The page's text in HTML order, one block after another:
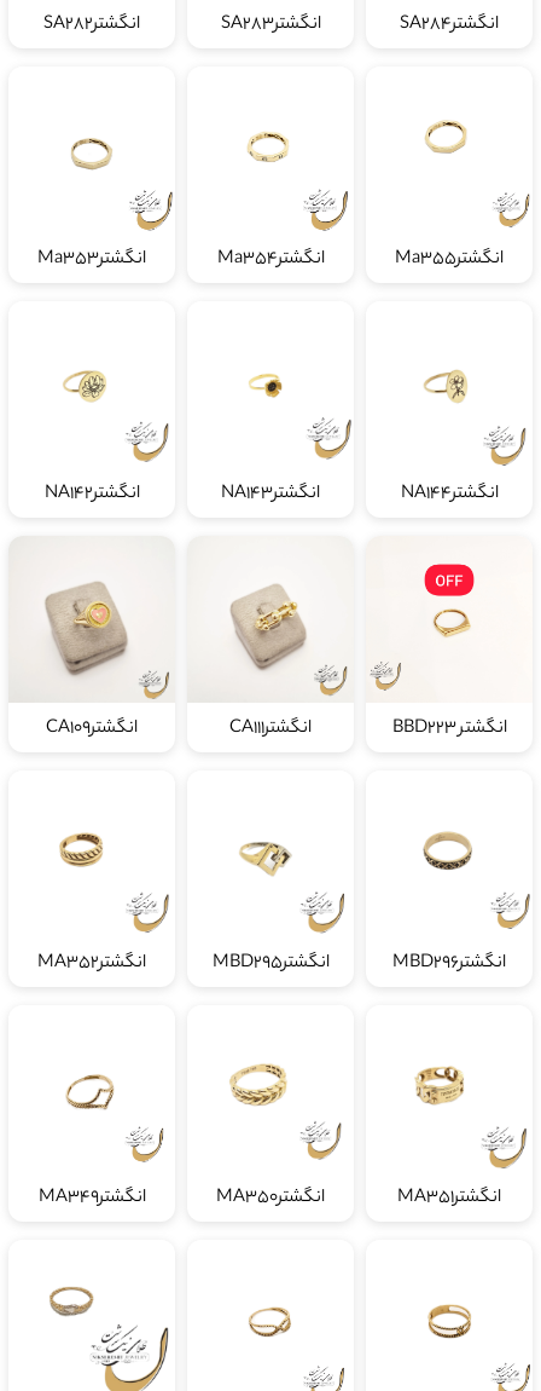
انگشترSA284 انگشترSA283 انگشترSA282
انگشترMa355 انگشترMa354 انگشترMa353
انگشترNA144 انگشترNA143 انگشترNA142
انگشتر BBD223 انگشترCA111 انگشترCA109
انگشترMBD296 انگشترMBD295 انگشترMA352
انگشترMA351 انگشترMA350 انگشترMA349